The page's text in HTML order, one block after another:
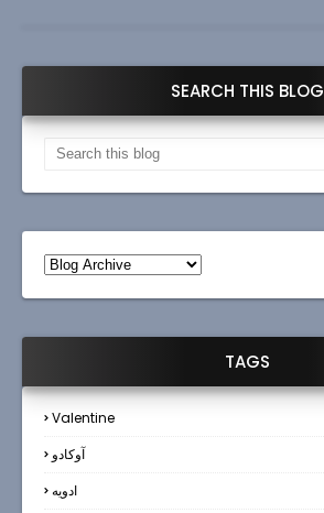
SEARCH THIS BLOG
TAGS
Valentine
آوکادو
ادويه